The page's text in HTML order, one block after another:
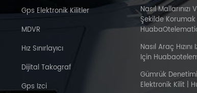
Gps Elektronik Kilitler
MDVR
Hız Sınırlayıcı
Dijital Takograf
Gps Izci
Nasıl
Şekilde
Nasıl Araç
Için
Gümrük
Elektronik Kilit |